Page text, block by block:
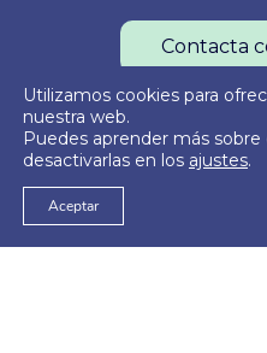
Contacta
© 2026
Política de Privacidad
Utilizamos cookies para
nuestra web.
Puedes aprender más
desactivarlas en los ajustes.
Aceptar